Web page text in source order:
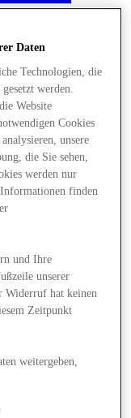
Daten
Technologien, die
werden.
Website
Cookies
unsere
die Sie sehen,
werden nur
finden
und Ihre
unserer
Widerruf hat keinen
Zeitpunkt
weitergeben,